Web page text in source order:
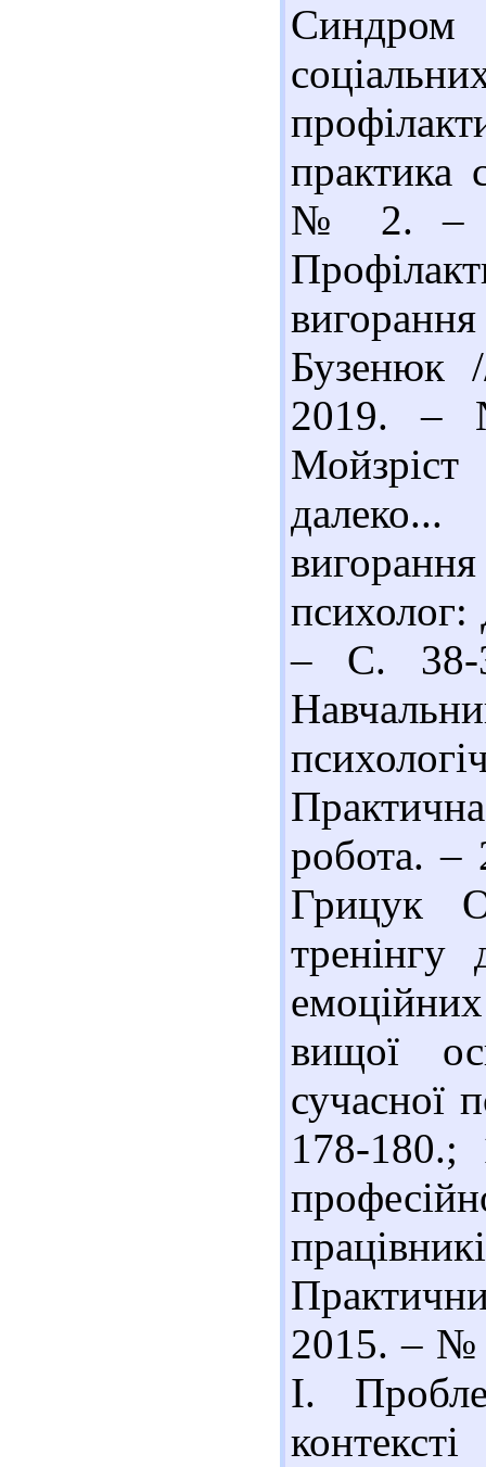
практика
№ 2. –
Бузенюк
2019. –
далеко...
– С. 38-
робота.
Грицук
тренінгу
вищої
сучасної
178-180.;
2015. – №
І.